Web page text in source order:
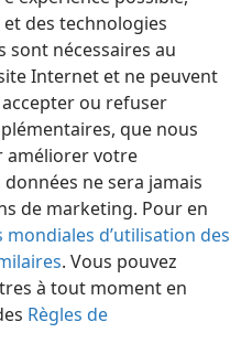
des technologies
sont nécessaires au
Internet et ne peuvent
ou refuser
que nous
améliorer votre
ne sera jamais
de marketing. Pour en
mondiales d’utilisation des
. Vous pouvez
à tout moment en
Règles de
aime Dieu doit aussi
Préférences
and Tract Society of Pennsylvania
Règles de confidentialité
JW.ORG Se connecter